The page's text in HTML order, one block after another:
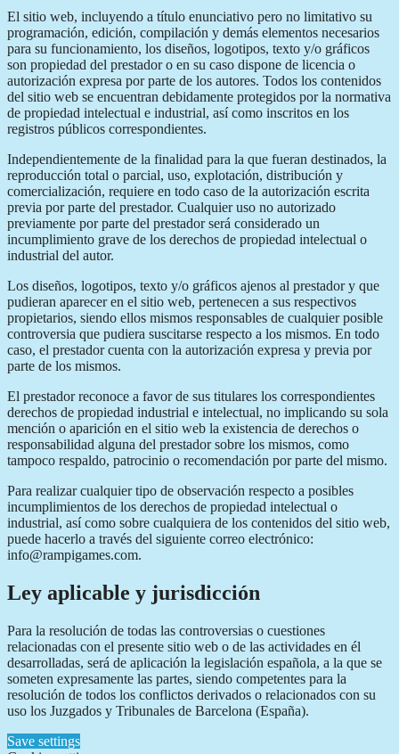
El sitio web, incluyendo a título enunciativo pero no limitativo su
programación, edición, compilación y demás elementos necesarios
para su funcionamiento, los diseños, logotipos, texto y/o gráficos
son propiedad del prestador o en su caso dispone de licencia o
autorización expresa por parte de los autores. Todos los contenidos
del sitio web se encuentran debidamente protegidos por la normativa
de propiedad intelectual e industrial, así como inscritos en los
registros públicos correspondientes.
Independientemente de la finalidad para la que fueran destinados, la
reproducción total o parcial, uso, explotación, distribución y
comercialización, requiere en todo caso de la autorización escrita
previa por parte del prestador. Cualquier uso no autorizado
previamente por parte del prestador será considerado un
incumplimiento grave de los derechos de propiedad intelectual o
industrial del autor.
Los diseños, logotipos, texto y/o gráficos ajenos al prestador y que
pudieran aparecer en el sitio web, pertenecen a sus respectivos
propietarios, siendo ellos mismos responsables de cualquier posible
controversia que pudiera suscitarse respecto a los mismos. En todo
caso, el prestador cuenta con la autorización expresa y previa por
parte de los mismos.
El prestador reconoce a favor de sus titulares los correspondientes
derechos de propiedad industrial e intelectual, no implicando su sola
mención o aparición en el sitio web la existencia de derechos o
responsabilidad alguna del prestador sobre los mismos, como
tampoco respaldo, patrocinio o recomendación por parte del mismo.
Para realizar cualquier tipo de observación respecto a posibles
incumplimientos de los derechos de propiedad intelectual o
industrial, así como sobre cualquiera de los contenidos del sitio web,
puede hacerlo a través del siguiente correo electrónico:
info@rampigames.com.
Ley aplicable y jurisdicción
Para la resolución de todas las controversias o cuestiones
relacionadas con el presente sitio web o de las actividades en él
desarrolladas, será de aplicación la legislación española, a la que se
someten expresamente las partes, siendo competentes para la
resolución de todos los conflictos derivados o relacionados con su
uso los Juzgados y Tribunales de Barcelona (España).
Save settings